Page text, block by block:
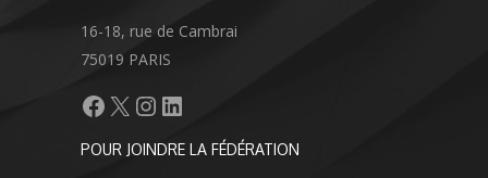
16-18, rue de Cambrai
75019 PARIS
Facebook
X Instagram
LinkedIn
POUR JOINDRE LA FÉDÉRATION